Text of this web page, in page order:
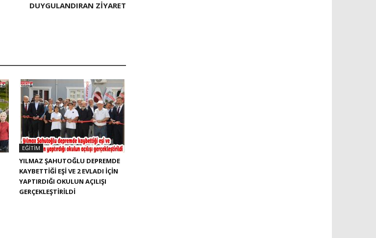
DUYGULANDIRAN ZIYARET
EĞITIM
YILMAZ ŞAHUTOĞLU DEPREMDE
KAYBETTIĞI EŞI VE 2 EVLADI IÇIN
YAPTIRDIĞI OKULUN AÇILIŞI
GERÇEKLEŞTIRILDI